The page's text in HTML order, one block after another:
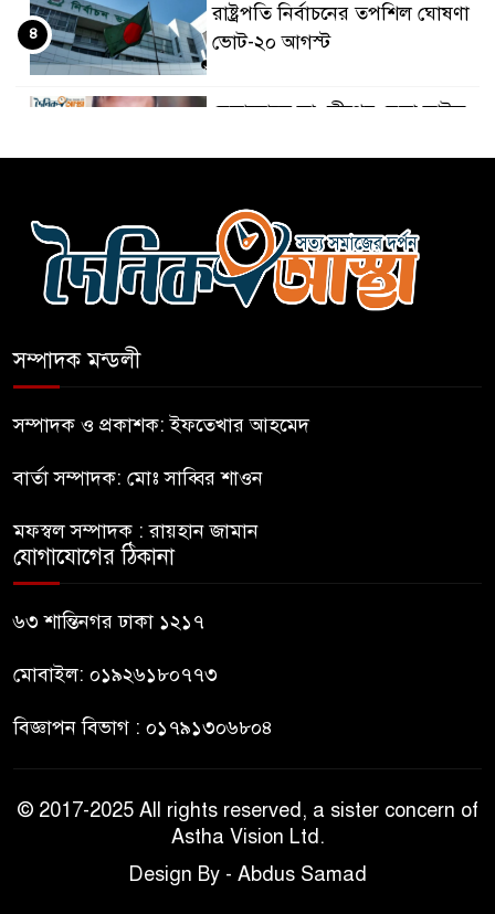
রাষ্ট্রপতি নির্বাচনের তপশিল ঘোষণা
ভোট-২০ আগস্ট
৪
বেলাবোতে আ. লীগের নেতা আটক
কারো সাক্ষাৎ না পেয়ে সচিবালয়
ছাড়লেন ১১ দলের নেতারা
৬
এআই বক্তব্য দিয়েছে শেখ হাসিনা
ঐক্যের পদযাত্রা আটকে দিলো
৮
হাসিনাকে সংবাদমাধ্যমে কথা বলার
সুযোগ দেওয়ায় ঢাকার ক্ষোভ
৯
সাংবাদিক পেটালো বিএনপি-
সম্পাদক মন্ডলী
সম্পাদক ও প্রকাশক: ইফতেখার আহমেদ
বার্তা সম্পাদক: মোঃ সাব্বির শাওন
মফস্বল সম্পাদক : রায়হান জামান
যোগাযোগের ঠিকানা
৬৩ শান্তিনগর ঢাকা ১২১৭
মোবাইল: ০১৯২৬১৮০৭৭৩
বিজ্ঞাপন বিভাগ : ০১৭৯১৩০৬৮০৪
© 2017-2025 All rights reserved, a sister concern of
Astha Vision Ltd.
Design By - Abdus Samad